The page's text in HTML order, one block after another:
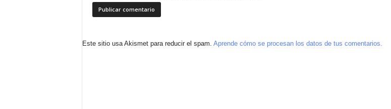
Este sitio usa Akismet para reducir el spam. Aprende cómo se procesan los datos de tus comentarios.